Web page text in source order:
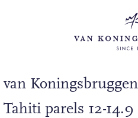
van
Tahiti parels 12-